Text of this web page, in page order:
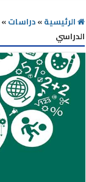
الرئيسية»دراسات»
الدراسي